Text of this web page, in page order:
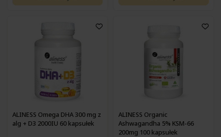
ALINESS Omega DHA 300 mg z
alg + D3 2000IU 60 kapsułek
ALINESS Organic
Ashwagandha 5% KSM-66
200mg 100 kapsułek